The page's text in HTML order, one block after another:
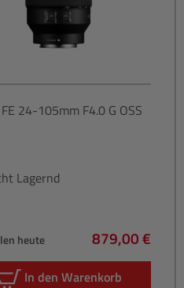
24-105mm F4.0 G OSS
Lagernd
heute
Regulärer Preis:
879,00 €
In den Warenkorb